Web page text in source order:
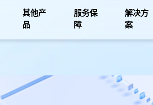
其他产
品
服务保
障
解决方
案